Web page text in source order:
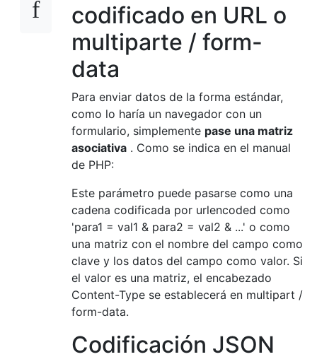
codificado en URL o
multiparte / form-
data
Para enviar datos de la forma estándar,
como lo haría un navegador con un
formulario, simplemente pase una matriz
asociativa . Como se indica en el manual
de PHP:
Este parámetro puede pasarse como una
cadena codificada por urlencoded como
'para1 = val1 & para2 = val2 & ...' o como
una matriz con el nombre del campo como
clave y los datos del campo como valor. Si
el valor es una matriz, el encabezado
Content-Type se establecerá en multipart /
form-data.
Codificación JSON